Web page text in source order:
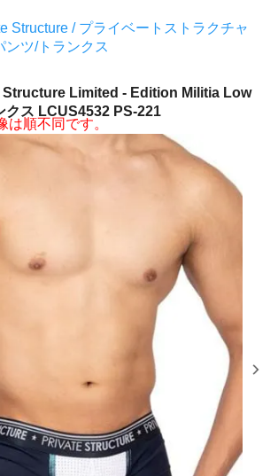
Structure / プライベートストラクチャ
ンツ/トランクス
Structure Limited - Edition Militia Low
クス LCUS4532 PS-221
は順不同です。